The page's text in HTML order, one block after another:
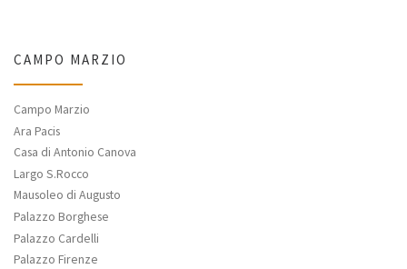
CAMPO MARZIO
Campo Marzio
Ara Pacis
Casa di Antonio Canova
Largo S.Rocco
Mausoleo di Augusto
Palazzo Borghese
Palazzo Cardelli
Palazzo Firenze